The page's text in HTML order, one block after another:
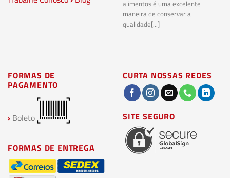
alimentos é uma excelente
maneira de conservar a
qualidade[...]
FORMAS DE
PAGAMENTO
› Boleto
FORMAS DE ENTREGA
CURTA NOSSAS REDES
SITE SEGURO